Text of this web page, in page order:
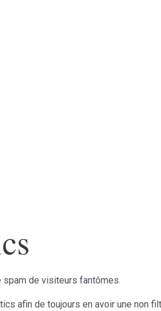
de visiteurs fantômes.
afin de toujours en avoir une non